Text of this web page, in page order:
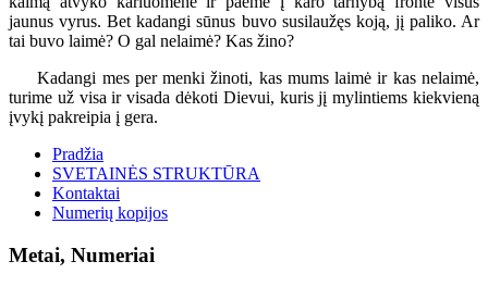
jaunus vyrus. Bet kadangi sūnus buvo susilaužęs koją, jį paliko. Ar
tai buvo laimė? O gal nelaimė? Kas žino?
Kadangi mes per menki žinoti, kas mums laimė ir kas nelaimė,
turime už visa ir visada dėkoti Dievui, kuris jį mylintiems kiekvieną
įvykį pakreipia į gera.
Pradžia
SVETAINĖS STRUKTŪRA
Kontaktai
Numerių kopijos
Metai, Numeriai